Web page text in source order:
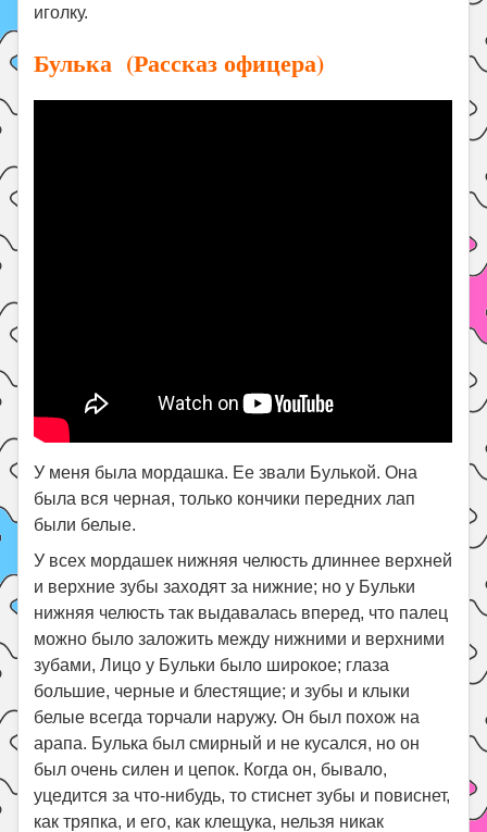
иголку.
Булька (Рассказ офицера)
У меня была мордашка. Ее звали Булькой. Она
была вся черная, только кончики передних лап
были белые.
У всех мордашек нижняя челюсть длиннее верхней
и верхние зубы заходят за нижние; но у Бульки
нижняя челюсть так выдавалась вперед, что палец
можно было заложить между нижними и верхними
зубами, Лицо у Бульки было широкое; глаза
большие, черные и блестящие; и зубы и клыки
белые всегда торчали наружу. Он был похож на
арапа. Булька был смирный и не кусался, но он
был очень силен и цепок. Когда он, бывало,
уцедится за что-нибудь, то стиснет зубы и повиснет,
как тряпка, и его, как клещука, нельзя никак